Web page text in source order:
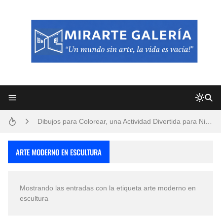
San Valentín Dibujos a Lápiz del 14 de Febrero
ARTE MODERNO EN ESCULTURA
Mostrando las entradas con la etiqueta arte moderno en
escultura